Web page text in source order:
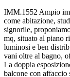
IMM.1552 Ampio
come abitazione,
signorile,
mq, situato al piano
luminosi e ben
vani oltre al bagno,
La doppia
balcone con affaccio